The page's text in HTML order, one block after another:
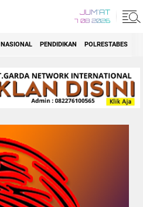
JUM'AT
7 08 2026
NASIONAL PENDIDIKAN POLRESTABES